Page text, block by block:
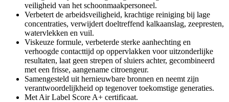
veiligheid van het schoonmaakpersoneel.
Verbetert de arbeidsveiligheid, krachtige reiniging bij lage
concentraties, verwijdert doeltreffend kalkaanslag, zeepresten,
watervlekken en vuil.
Viskeuze formule, verbeterde sterke aanhechting en
verhoogde contacttijd op oppervlakken voor uitzonderlijke
resultaten, laat geen strepen of sluiers achter, gecombineerd
met een frisse, aangename citroengeur.
Samengesteld uit hernieuwbare bronnen en neemt zijn
verantwoordelijkheid op tegenover toekomstige generaties.
Met Air Label Score A+ certificaat.